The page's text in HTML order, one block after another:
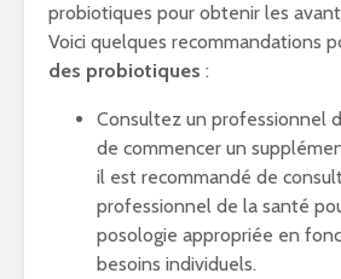
probiotiques pour obtenir les
Voici quelques recommandations
des probiotiques :
Consultez un professionnel
de commencer un
il est recommandé de
professionnel de la santé
posologie appropriée en
besoins individuels.